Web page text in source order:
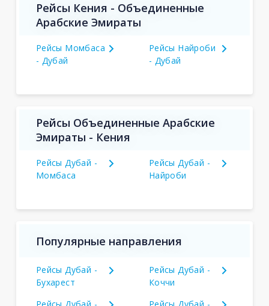
Рейсы Кения - Объединенные
Арабские Эмираты
Рейсы Момбаса
- Дубай
Рейсы Найроби
- Дубай
Рейсы Объединенные Арабские
Эмираты - Кения
Рейсы Дубай -
Момбаса
Рейсы Дубай -
Найроби
Популярные направления
Рейсы Дубай -
Бухарест
Рейсы Дубай -
Коччи